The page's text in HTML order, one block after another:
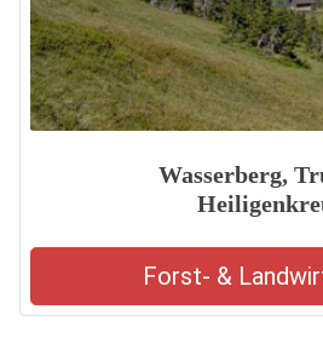
Wasserberg,
Forst- &